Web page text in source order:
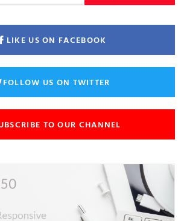
LIKE US ON FACEBOOK
FOLLOW US ON TWITTER
TO OUR CHANNEL